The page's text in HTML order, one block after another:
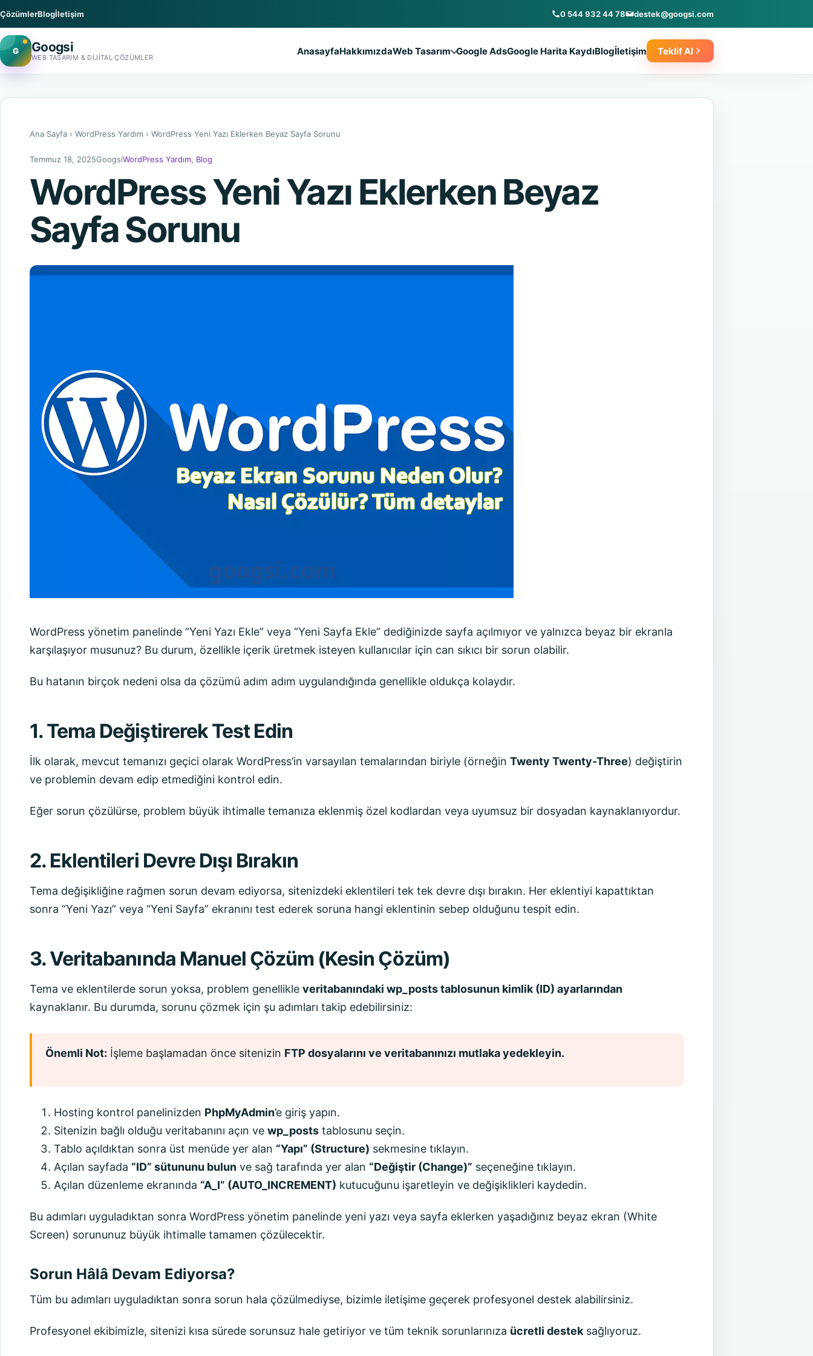
ÇözümlerBlogİletişim 0 544 932 44 78 destek@googsi.com
G Googsi
WEB TASARIM & DIJITAL ÇÖZÜMLER
AnasayfaHakkımızdaWeb Tasarım Google AdsGoogle Harita KaydıBlogİletişim Teklif Al
Ana Sayfa › WordPress Yardım › WordPress Yeni Yazı Eklerken Beyaz Sayfa Sorunu
Temmuz 18, 2025GoogsiWordPress Yardım, Blog
WordPress Yeni Yazı Eklerken Beyaz
Sayfa Sorunu
WordPress yönetim panelinde “Yeni Yazı Ekle” veya “Yeni Sayfa Ekle” dediğinizde sayfa açılmıyor ve yalnızca beyaz bir ekranla
karşılaşıyor musunuz? Bu durum, özellikle içerik üretmek isteyen kullanıcılar için can sıkıcı bir sorun olabilir.
Bu hatanın birçok nedeni olsa da çözümü adım adım uygulandığında genellikle oldukça kolaydır.
1. Tema Değiştirerek Test Edin
İlk olarak, mevcut temanızı geçici olarak WordPress’in varsayılan temalarından biriyle (örneğin Twenty Twenty-Three) değiştirin
ve problemin devam edip etmediğini kontrol edin.
Eğer sorun çözülürse, problem büyük ihtimalle temanıza eklenmiş özel kodlardan veya uyumsuz bir dosyadan kaynaklanıyordur.
2. Eklentileri Devre Dışı Bırakın
Tema değişikliğine rağmen sorun devam ediyorsa, sitenizdeki eklentileri tek tek devre dışı bırakın. Her eklentiyi kapattıktan
sonra “Yeni Yazı” veya “Yeni Sayfa” ekranını test ederek soruna hangi eklentinin sebep olduğunu tespit edin.
3. Veritabanında Manuel Çözüm (Kesin Çözüm)
Tema ve eklentilerde sorun yoksa, problem genellikle veritabanındaki wp_posts tablosunun kimlik (ID) ayarlarından
kaynaklanır. Bu durumda, sorunu çözmek için şu adımları takip edebilirsiniz:
Önemli Not: İşleme başlamadan önce sitenizin FTP dosyalarını ve veritabanınızı mutlaka yedekleyin.
Hosting kontrol panelinizden PhpMyAdmin’e giriş yapın.
Sitenizin bağlı olduğu veritabanını açın ve wp_posts tablosunu seçin.
Tablo açıldıktan sonra üst menüde yer alan “Yapı” (Structure) sekmesine tıklayın.
Açılan sayfada “ID” sütununu bulun ve sağ tarafında yer alan “Değiştir (Change)” seçeneğine tıklayın.
Açılan düzenleme ekranında “A_I” (AUTO_INCREMENT) kutucuğunu işaretleyin ve değişiklikleri kaydedin.
Bu adımları uyguladıktan sonra WordPress yönetim panelinde yeni yazı veya sayfa eklerken yaşadığınız beyaz ekran (White
Screen) sorununuz büyük ihtimalle tamamen çözülecektir.
Sorun Hâlâ Devam Ediyorsa?
Tüm bu adımları uyguladıktan sonra sorun hala çözülmediyse, bizimle iletişime geçerek profesyonel destek alabilirsiniz.
Profesyonel ekibimizle, sitenizi kısa sürede sorunsuz hale getiriyor ve tüm teknik sorunlarınıza ücretli destek sağlıyoruz.